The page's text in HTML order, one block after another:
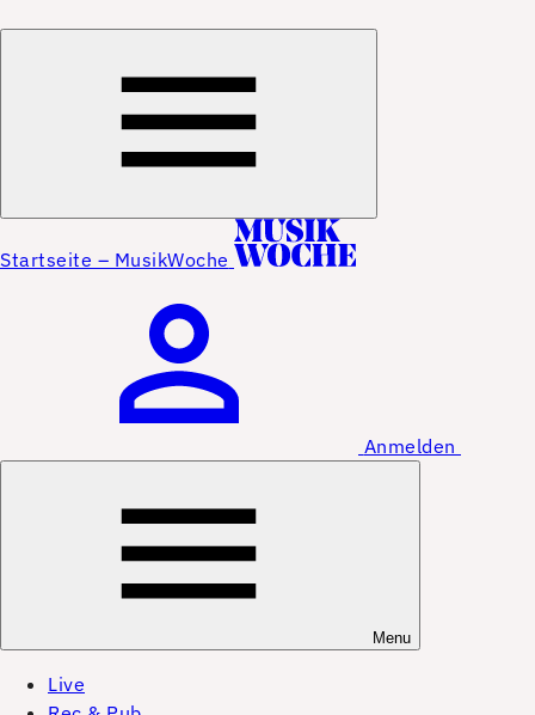
Startseite – MusikWoche
Anmelden
Menu
Live